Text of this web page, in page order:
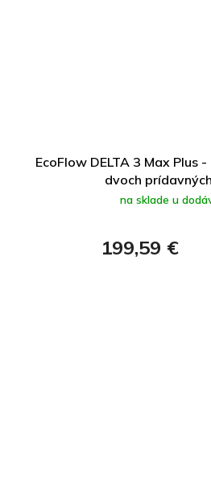
EcoFlow DELTA 3 Max Plus
dvoch
na sklade u
199,59 €